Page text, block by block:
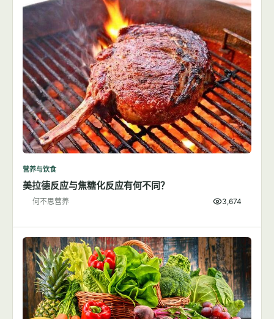
营养与饮食
美拉德反应与焦糖化反应有何不同？
何不思营养 3,674